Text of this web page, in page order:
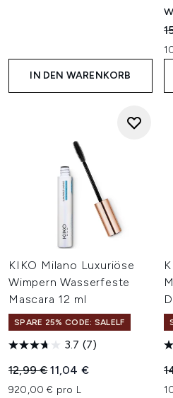
IN DEN WARENKORB
KIKO Milano Luxuriöse
Wimpern Wasserfeste
Mascara 12 ml
SPARE 25% CODE: SALELF
3.7 (7)
Unverbindliche
12,99 €Aktueller Preis:
11,04 €
920,00 € pro L